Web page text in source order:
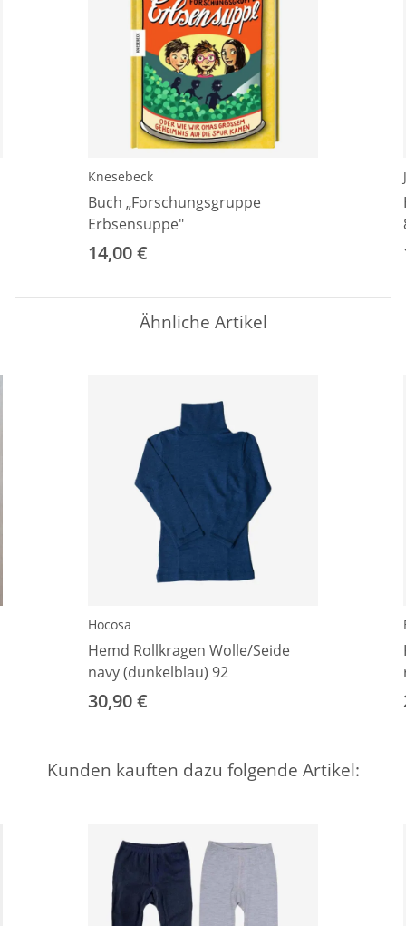
Knesebeck
Buch „Forschungsgruppe
Erbsensuppe"
14,00 €
Ähnliche Artikel
Hocosa
Hemd Rollkragen Wolle/Seide
navy (dunkelblau) 92
30,90 €
Kunden kauften dazu folgende Artikel: